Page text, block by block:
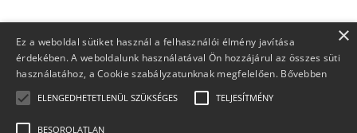
×
Ez a weboldal sütiket használ a felhasználói élmény javítása
érdekében. A weboldalunk használatával Ön hozzájárul az összes süti
használatához, a Cookie szabályzatunknak megfelelően. Bővebben
ELENGEDHETETLENÜL SZÜKSÉGES TELJESÍTMÉNY
BESOROLATLAN